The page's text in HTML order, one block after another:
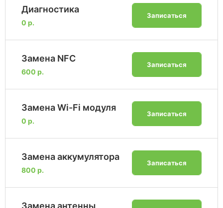
Диагностика
0 р.
Записаться
Замена NFC
600 р.
Записаться
Замена Wi-Fi модуля
0 р.
Записаться
Замена аккумулятора
800 р.
Записаться